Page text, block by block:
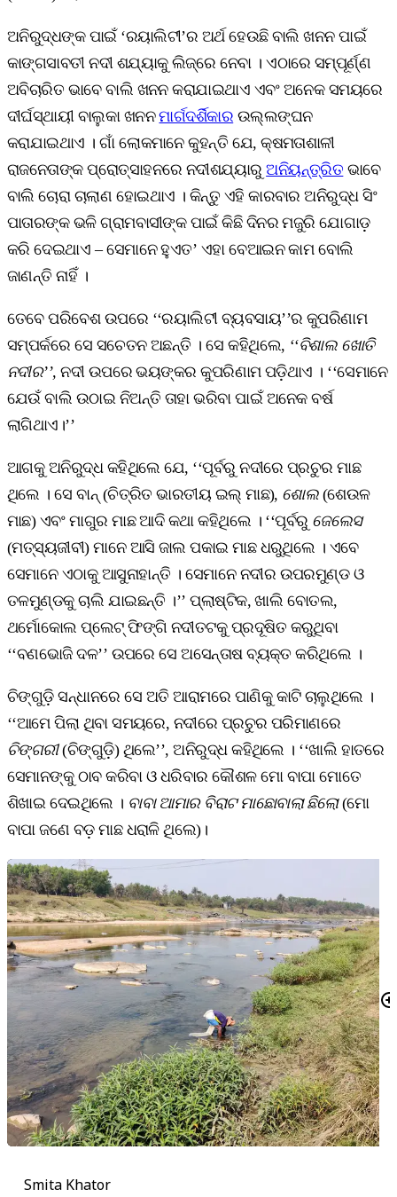
ଅନିରୁଦ୍ଧଙ୍କ ପାଇଁ ‘ରୟାଲିଟୀ’ର ଅର୍ଥ ହେଉଛି ବାଲି ଖନନ ପାଇଁ
କାଙ୍ଗସାବତୀ ନଦୀ ଶଯ୍ୟାକୁ ଲିଜ୍‌ରେ ନେବା । ଏଠାରେ ସମ୍ପୂର୍ଣ୍ଣ
ଅବିଚାରିତ ଭାବେ ବାଲି ଖନନ କରାଯାଇଥାଏ ଏବଂ ଅନେକ ସମୟରେ
ଦୀର୍ଘସ୍ଥାୟୀ ବାଲୁକା ଖନନମାର୍ଗଦର୍ଶିକାର ଉଲ୍ଲଙ୍ଘନ
କରାଯାଇଥାଏ । ଗାଁ ଲୋକମାନେ କୁହନ୍ତି ଯେ, କ୍ଷମତାଶାଳୀ
ରାଜନେତାଙ୍କ ପ୍ରୋତ୍ସାହନରେ ନଦୀଶଯ୍ୟାରୁଅନିୟନ୍ତ୍ରିତ ଭାବେ
ବାଲି ଚୋରା ଚାଲାଣ ହୋଇଥାଏ । କିନ୍ତୁ ଏହି କାରବାର ଅନିରୁଦ୍ଧ ସିଂ
ପାତାରଙ୍କ ଭଳି ଗ୍ରାମବାସୀଙ୍କ ପାଇଁ କିଛି ଦିନର ମଜୁରି ଯୋଗାଡ଼
କରି ଦେଇଥାଏ – ସେମାନେ ହୁଏତ’ ଏହା ବେଆଇନ କାମ ବୋଲି
ଜାଣନ୍ତି ନାହିଁ ।
ତେବେ ପରିବେଶ ଉପରେ ‘‘ରୟାଲିଟୀ ବ୍ୟବସାୟ’’ର କୁପରିଣାମ
ସମ୍ପର୍କରେ ସେ ସଚେତନ ଅଛନ୍ତି । ସେ କହିଥିଲେ, ‘‘ବିଶାଲ ଖୋତି
ନଦୀର’’,ନଦୀ ଉପରେ ଭୟଙ୍କର କୁପରିଣାମ ପଡ଼ିଥାଏ । ‘‘ସେମାନେ
ଯେଉଁ ବାଲି ଉଠାଇ ନିଅନ୍ତି ତାହା ଭରିବା ପାଇଁ ଅନେକ ବର୍ଷ
ଲାଗିଥାଏ।’’
ଆଗକୁ ଅନିରୁଦ୍ଧ କହିଥିଲେ ଯେ, ‘‘ପୂର୍ବରୁ ନଦୀରେ ପ୍ରଚୁର ମାଛ
ଥିଲେ । ସେ ବାନ୍‌ (ଚିତ୍ରିତ ଭାରତୀୟ ଇଲ୍‌ ମାଛ), ଶୋଲ (ଶେଉଳ
ମାଛ) ଏବଂ ମାଗୁର ମାଛ ଆଦି କଥା କହିଥିଲେ । ‘‘ପୂର୍ବରୁ ଜେଲେସ
(ମତ୍ସ୍ୟଜୀବୀ) ମାନେ ଆସି ଜାଲ ପକାଇ ମାଛ ଧରୁଥିଲେ । ଏବେ
ସେମାନେ ଏଠାକୁ ଆସୁନାହାନ୍ତି । ସେମାନେ ନଦୀର ଉପରମୁଣ୍ଡ ଓ
ତଳମୁଣ୍ଡକୁ ଚାଲି ଯାଇଛନ୍ତି ।’’ ପ୍ଲାଷ୍ଟିକ, ଖାଲି ବୋତଲ,
ଥର୍ମୋକୋଲ ପ୍ଲେଟ୍‌ ଫିଙ୍ଗି ନଦୀତଟକୁ ପ୍ରଦୂଷିତ କରୁଥିବା
‘‘ବଣଭୋଜି ଦଳ’’ ଉପରେ ସେ ଅସେନ୍ତାଷ ବ୍ୟକ୍ତ କରିଥିଲେ ।
ଚିଙ୍ଗୁଡ଼ି ସନ୍ଧାନରେ ସେ ଅତି ଆରାମରେ ପାଣିକୁ କାଟି ଚାଲୁଥିଲେ ।
‘‘ଆମେ ପିଲା ଥିବା ସମୟରେ, ନଦୀରେ ପ୍ରଚୁର ପରିମାଣରେ
ଚିଙ୍ଗରୀ(ଚିଙ୍ଗୁଡ଼ି) ଥିଲେ’’, ଅନିରୁଦ୍ଧ କହିଥିଲେ । ‘‘ଖାଲି ହାତରେ
ସେମାନଙ୍କୁ ଠାବ କରିବା ଓ ଧରିବାର କୌଶଳ ମୋ ବାପା ମୋତେ
ଶିଖାଇ ଦେଇଥିଲେ । ବାବା ଆମାର ବିରାଟ ମାଛୋବାଲା ଛିଲୋ(ମୋ
ବାପା ଜଣେ ବଡ଼ ମାଛ ଧରାଳି ଥିଲେ)।
Smita Khator